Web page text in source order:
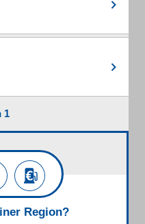
1
Region?